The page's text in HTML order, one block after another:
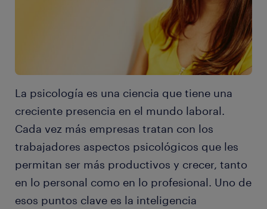
La psicología es una ciencia que tiene una
creciente presencia en el mundo laboral.
Cada vez más empresas tratan con los
trabajadores aspectos psicológicos que les
permitan ser más productivos y crecer, tanto
en lo personal como en lo profesional. Uno de
esos puntos clave es la inteligencia